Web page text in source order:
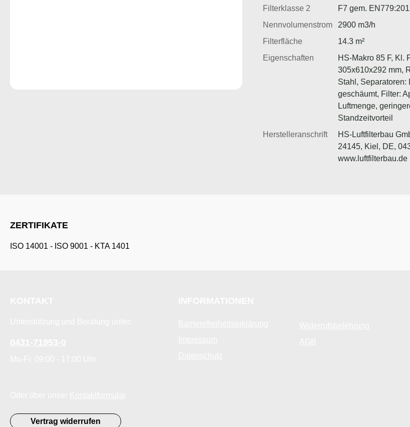
Filterklasse 2
F7 gem.
Nennvolumenstrom
2900 m3/h
Filterfläche
14.3 m²
Eigenschaften
HS-Makro 85 F, Kl.
305x610x292 mm,
Stahl, Separatoren:
geschäumt, Filter:
Luftmenge,
Standzeitvorteil
Herstelleranschrift
HS-Luftfilterbau
24145, Kiel, DE,
www.luftfilterbau.de
ZERTIFIKATE
ISO 14001 - ISO 9001 - KTA 1401
Vertrag widerrufen